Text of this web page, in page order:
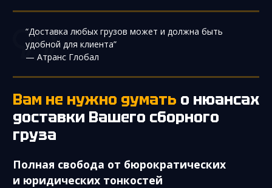
“Доставка любых грузов может и должна быть
удобной для клиента”
— Атранс Глобал
Вам не нужно думать о нюансах
доставки Вашего сборного
груза
Полная свобода от бюрократических
и юридических тонкостей